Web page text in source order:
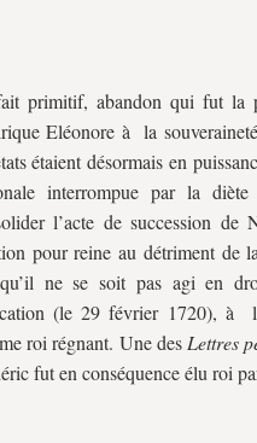
primitif, abandon qui fut la
Eléonore à la
étaient désormais en
interrompue par la
l’acte de succession de
pour reine au détriment de
ne se soit pas agi en
(le 29 février 1720), à
roi régnant. Une des Lettres
fut en conséquence élu roi